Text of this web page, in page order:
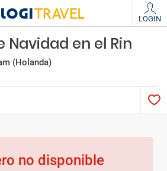
LOGIN
Navidad en el Rin
(Holanda)
no disponible